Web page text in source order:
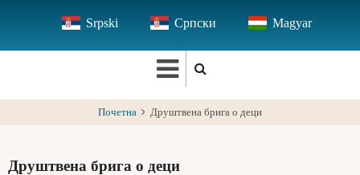
main
Srpski Српски Magyar
Почетна Друштвена брига о деци
Друштвена брига о деци